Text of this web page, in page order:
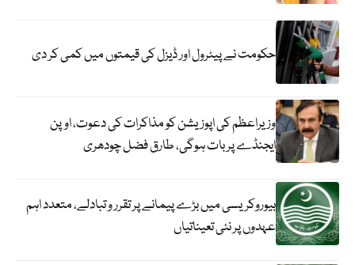
حکومت نے پیٹرول اور ڈیزل کی قیمتوں میں کمی کر دی
وزیراعظم کی اپوزیشن کو مذاکرات کی دعوت، اوپن
ایجنڈے پر بات ہوگی، طارق فضل چودھری
بیوروکریسی میں بڑے پیمانے پر تقرر و تبادلے، متعدد اہم
عہدوں پر نئی تعیناتیاں